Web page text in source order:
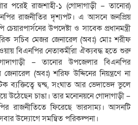
পরেই রাজশাহী-১ (গোদাগাড়ী – তানোর)
রাজনীতির দৃশ্যপট। এ আসনে জনপ্রিয়
উপদেষ্টা ও সাবেক প্রধানমন্ত্রী
সচিব মেজর জেনারেল (অবঃ) মোঃ শরীফ
বিএনপির নেতাকর্মীরা ঐক্যবদ্ধ হতে শুরু
– তানোর উপজেলার বিএনপির
(অবঃ) শরিফ উদ্দিনের নিয়ন্ত্রণে না
ব্যক্তিত্বে দ্বন্দ্ব, সংঘাত আর ভেদাভেদ ভুলে
উঠেছেন চাঙা। তার মনোনয়নে গোদাগাড়ী –
রাজনীতিতে ফিরেছে ভারসাম্য। আসনটি
উদ্যোগে সমন্বিত পরিকল্পনা।